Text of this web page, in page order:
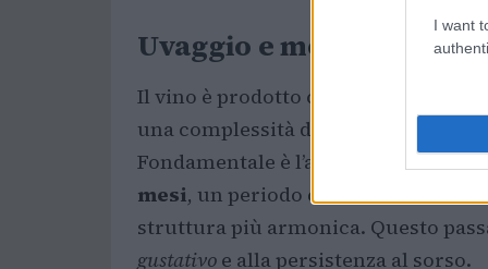
I want
Uvaggio e metodo di
Il vino è prodotto con il
una complessità di sapori
Fondamentale è l’affinamento: le
mesi, un periodo che consente lo
struttura più armonica. Questo
gustativo e alla persistenza al sorso.